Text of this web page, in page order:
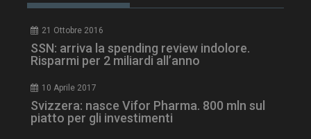
21 Ottobre 2016
SSN: arriva la spending review indolore.
Risparmi per 2 miliardi all’anno
10 Aprile 2017
Svizzera: nasce Vifor Pharma. 800 mln sul
piatto per gli investimenti